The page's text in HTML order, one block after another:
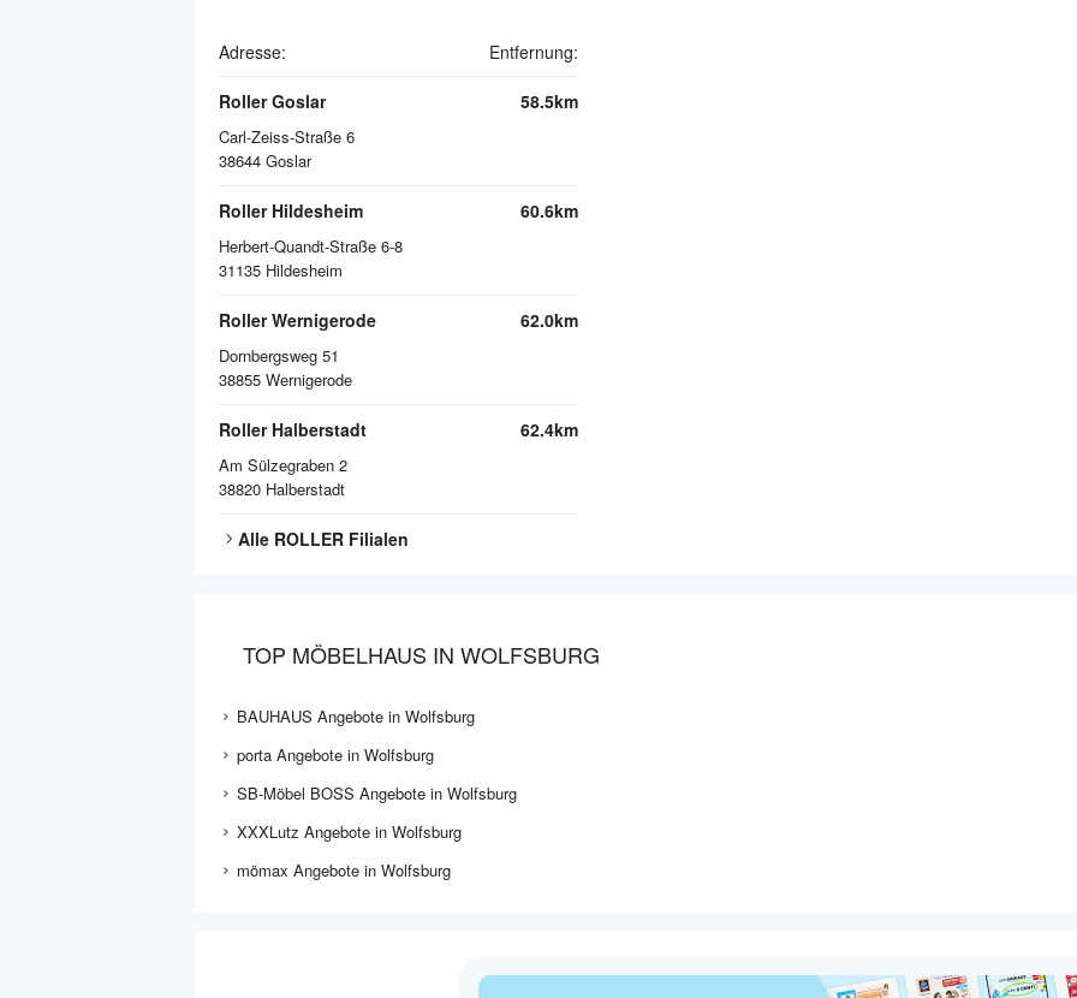
Adresse: Entfernung:
Roller Goslar
Carl-Zeiss-Straße 6
38644 Goslar
58.5km
Roller Hildesheim
Herbert-Quandt-Straße 6-8
31135 Hildesheim
60.6km
Roller Wernigerode
Dornbergsweg 51
38855 Wernigerode
62.0km
Roller Halberstadt
Am Sülzegraben 2
38820 Halberstadt
62.4km
Alle ROLLER Filialen
TOP MÖBELHAUS IN WOLFSBURG
BAUHAUS Angebote in Wolfsburg
porta Angebote in Wolfsburg
SB-Möbel BOSS Angebote in Wolfsburg
XXXLutz Angebote in Wolfsburg
mömax Angebote in Wolfsburg